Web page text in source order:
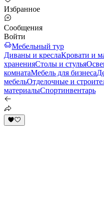
Избранное
Сообщения
Войти
Мебельный тур
Диваны и креслаКровати и
храненияСтолы и стулья
комнатаМебель для бизнеса
мебельОтделочные и
материалыСпортинвентарь